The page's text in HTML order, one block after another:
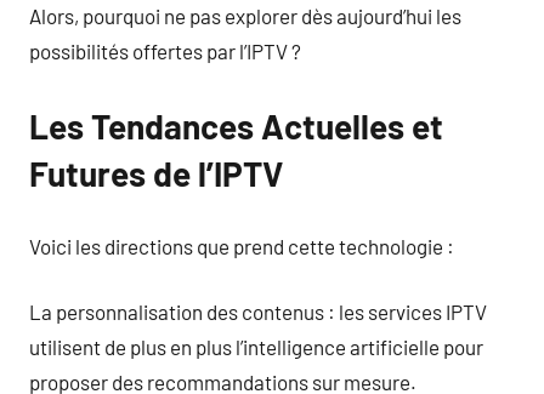
Alors, pourquoi ne pas explorer dès aujourd’hui les
possibilités offertes par l’IPTV ?
Les Tendances Actuelles et
Futures de l’IPTV
Voici les directions que prend cette technologie :
La personnalisation des contenus : les services IPTV
utilisent de plus en plus l’intelligence artificielle pour
proposer des recommandations sur mesure.